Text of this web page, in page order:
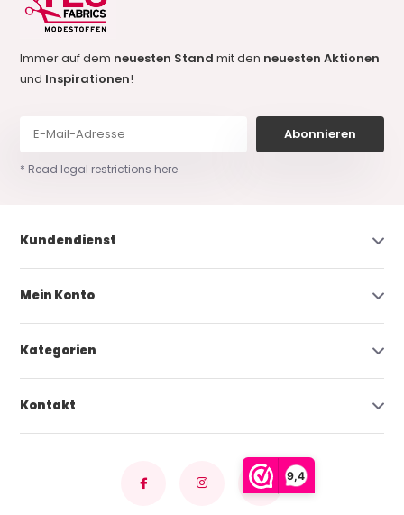
9,4
Immer auf dem neuesten Standmit den neuesten Aktionen
und Inspirationen!
Abonnieren
* Read legal restrictions here
Kundendienst
Mein Konto
Kategorien
Kontakt